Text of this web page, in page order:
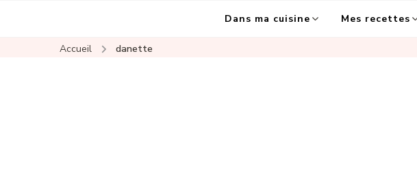
Dans ma cuisine Mes recettes
Accueil danette